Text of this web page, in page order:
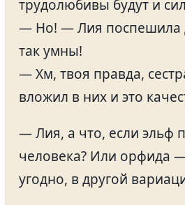
трудолюбивы будут и
— Но! — Лия поспешила
так умны!
— Хм, твоя правда,
вложил в них и это
— Лия, а что, если эльф
человека? Или орфида
угодно, в другой